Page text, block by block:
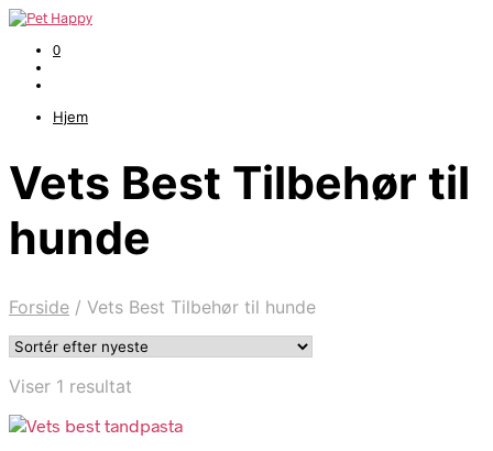
0
Hjem
Vets Best Tilbehør til
hunde
Forside / Vets Best Tilbehør til hunde
Viser 1 resultat